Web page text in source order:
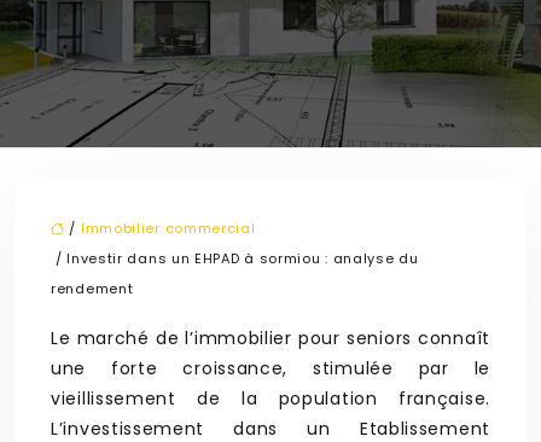
/ Immobilier commercial
/ Investir dans un EHPAD à sormiou : analyse du
rendement
Le marché de l’immobilier pour seniors connaît
une forte croissance, stimulée par le
vieillissement de la population française.
L’investissement dans un Etablissement